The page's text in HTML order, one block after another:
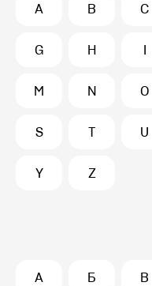
A B C
G H I
M N O
S T U
Y Z
А Б В